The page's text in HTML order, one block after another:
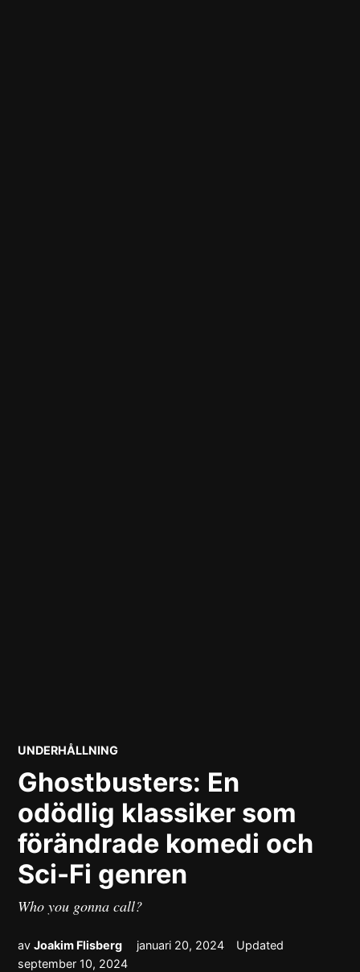
POSTED
UNDERHÅLLNING
Ghostbusters: En
odödlig klassiker som
förändrade komedi och
Sci-Fi genren
Who you gonna call?
av Joakim Flisberg januari 20, 2024
Updated
september 10, 2024